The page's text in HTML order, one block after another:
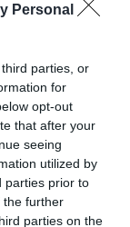
Personal
parties, or
for
opt-out
that after your
seeing
utilized by
parties prior to
the further
parties on the
Macédoine
lesquels des
de migration